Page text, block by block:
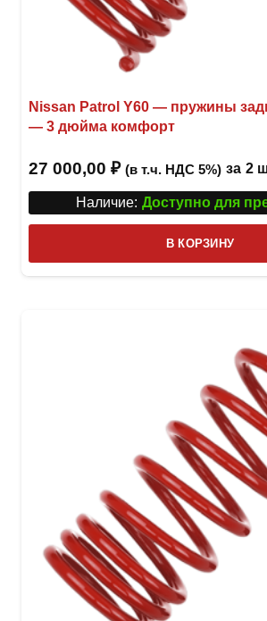
Nissan Patrol Y60 — пружины
— 3 дюйма комфорт
27 000,00 ₽ (в т.ч. НДС 5%) за 2
Наличие: Доступно для
В КОРЗИНУ